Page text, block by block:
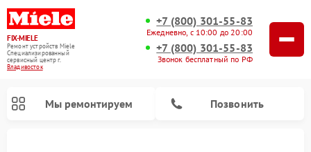
FIX-MIELE
Ремонт устройств Miele
Специализированный
cервисный центр г.
Владивосток
+7 (800) 301-55-83
Ежедневно, с 10:00 до 20:00
+7 (800) 301-55-83
Звонок бесплатный по РФ
Мы ремонтируем Позвонить